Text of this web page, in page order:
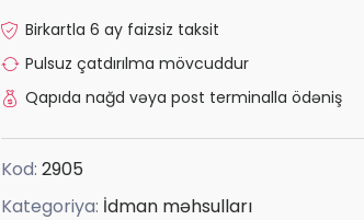
Birkartla 6 ay faizsiz taksit
Pulsuz çatdırılma mövcuddur
Qapıda nağd vəya post terminalla ödəniş
Kod: 2905
Kategoriya: İdman məhsulları